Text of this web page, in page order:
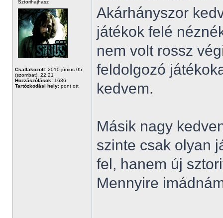
Sztorihajhász
Csatlakozott: 2010 június 05
(szombat), 22:21
Hozzászólások: 1636
Tartózkodási hely: pont ott
Akárhányszor
játékok felé
nem volt rossz
feldolgozó
kedvem.
Másik nagy
szinte csak olyan
fel, hanem új
Mennyire